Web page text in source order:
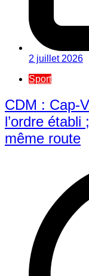
2 juillet 2026
Sport
CDM : Cap-
l’ordre
même route